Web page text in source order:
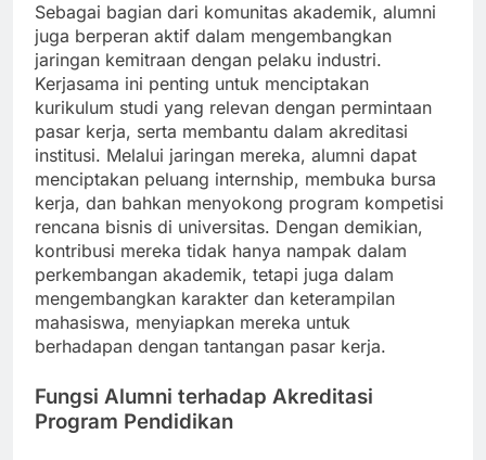
Sebagai bagian dari komunitas akademik, alumni
juga berperan aktif dalam mengembangkan
jaringan kemitraan dengan pelaku industri.
Kerjasama ini penting untuk menciptakan
kurikulum studi yang relevan dengan permintaan
pasar kerja, serta membantu dalam akreditasi
institusi. Melalui jaringan mereka, alumni dapat
menciptakan peluang internship, membuka bursa
kerja, dan bahkan menyokong program kompetisi
rencana bisnis di universitas. Dengan demikian,
kontribusi mereka tidak hanya nampak dalam
perkembangan akademik, tetapi juga dalam
mengembangkan karakter dan keterampilan
mahasiswa, menyiapkan mereka untuk
berhadapan dengan tantangan pasar kerja.
Fungsi Alumni terhadap Akreditasi
Program Pendidikan